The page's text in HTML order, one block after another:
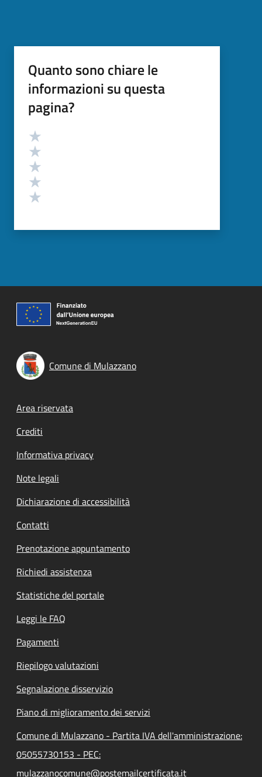
Quanto sono chiare le
informazioni su questa
pagina?
Valutazione
Comune di Mulazzano
Footer menu
Area riservata
Crediti
Informativa privacy
Note legali
Dichiarazione di accessibilità
Contatti
Prenotazione appuntamento
Richiedi assistenza
Statistiche del portale
Leggi le FAQ
Pagamenti
Riepilogo valutazioni
Segnalazione disservizio
Piano di miglioramento dei servizi
Comune di Mulazzano - Partita IVA dell'amministrazione:
05055730153 - PEC:
mulazzanocomune@postemailcertificata.it